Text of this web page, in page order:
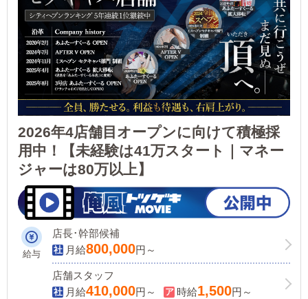
2026年4店舗目オープンに向けて積極採
用中！【未経験は41万スタート｜マネー
ジャーは80万以上】
給与
店長･幹部候補
月給800,000円～
店舗スタッフ
月給410,000円～ 時給1,500円～